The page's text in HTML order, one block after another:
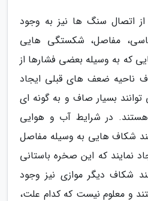
اتصال سنگ ها نیز به وجود
مفاصل، شکستگی هایی
که به وسیله بعضی فشارها از
ناحیه ضعف های قبلی ایجاد
بسیار صاف و به گونه ای
هستند. در شرایط آب و هوایی
شکاف هایی به وسیله مفاصل
نمایند که این صخره باستانی
شکاف دیگر موازی نیز وجود
و معلوم نیست که کدام علت،